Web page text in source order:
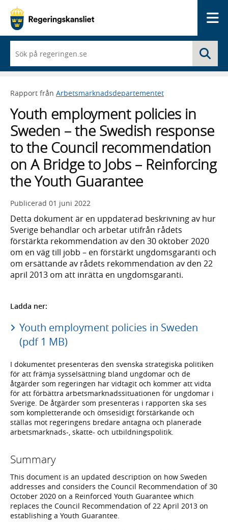
du
börjar
skriva
framträder
lista
med
sökförslag
Rapport från Arbetsmarknadsdepartementet
Youth employment policies in
Sweden – the Swedish response
to the Council recommendation
on A Bridge to Jobs – Reinforcing
the Youth Guarantee
Publicerad 01 juni 2022
Detta dokument är en uppdaterad beskrivning av hur
Sverige behandlar och arbetar utifrån rådets
förstärkta rekommendation av den 30 oktober 2020
om en väg till jobb – en förstärkt ungdomsgaranti och
om ersättande av rådets rekommendation av den 22
april 2013 om att inrätta en ungdomsgaranti.
Ladda ner:
Youth employment policies in Sweden
(pdf 1 MB)
I dokumentet presenteras den svenska strategiska politiken
för att främja sysselsättning bland ungdomar och de
åtgärder som regeringen har vidtagit och kommer att vidta
för att förbättra arbetsmarknadssituationen för ungdomar i
Sverige. De åtgärder som presenteras i rapporten ska ses
som kompletterande och ömsesidigt förstärkande och
ställas mot regeringens bredare antagna och planerade
arbetsmarknads-, skatte- och utbildningspolitik.
Summary
This document is an updated description on how Sweden
addresses and considers the Council Recommendation of 30
October 2020 on a Reinforced Youth Guarantee which
replaces the Council Recommendation of 22 April 2013 on
establishing a Youth Guarantee.